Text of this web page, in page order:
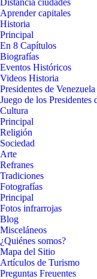
Distancia ciudades
Aprender capitales
Historia
Principal
En 8 Capítulos
Biografías
Eventos Históricos
Videos Historia
Presidentes de Venezuela
Juego de los Presidentes
Cultura
Principal
Religión
Sociedad
Arte
Refranes
Tradiciones
Fotografías
Principal
Fotos infrarrojas
Blog
Misceláneos
¿Quiénes somos?
Mapa del Sitio
Artículos de Turismo
Preguntas Freuentes